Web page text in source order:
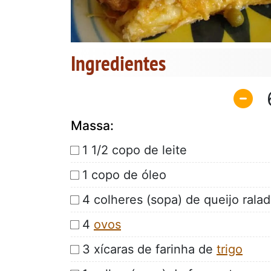
Ingredientes
Massa:
1 1/2 copo de leite
1 copo de óleo
4 colheres (sopa) de queijo
4 ovos
3 xícaras de farinha de trigo